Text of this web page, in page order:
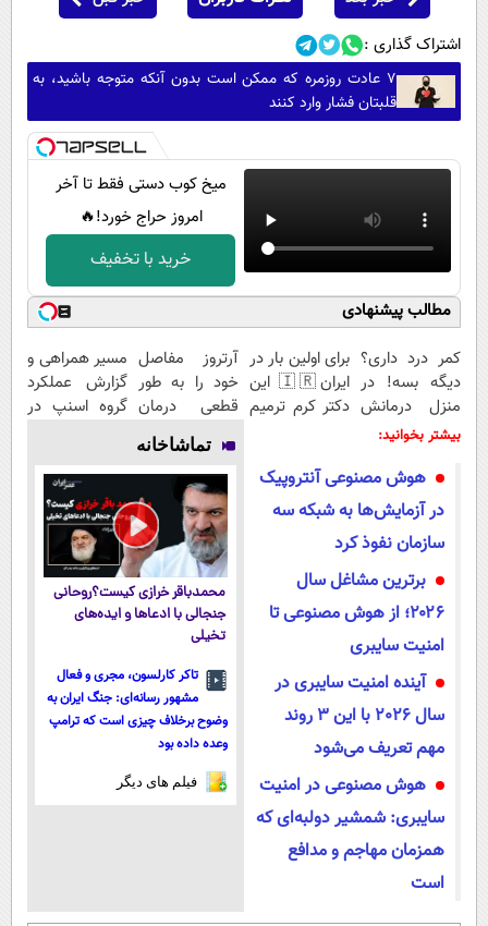
اشتراک گذاری :
۷ عادت روزمره که ممکن است بدون آنکه متوجه باشید، به
قلبتان فشار وارد کنند
میخ کوب دستی فقط تا آخر
امروز حراج خورد!🔥
خرید با تخفیف
مطالب پیشنهادی
کمر درد داری؟
دیگه بسه! در
منزل درمانش
کن
برای اولین بار در
ایران🇮🇷 این
دکتر کرم ترمیم
آرتروز مفاصل
خود را به طور
قطعی درمان
◗پرسش‌نامه◖
مسیر همراهی و
گزارش عملکرد
گروه اسنپ در
بیشتر بخوانید:
هوش مصنوعی آنتروپیک
در آزمایش‌ها به شبکه سه
سازمان نفوذ کرد
برترین مشاغل سال
۲۰۲۶؛ از هوش مصنوعی تا
امنیت سایبری
آینده امنیت سایبری در
سال 2026 با این 3 روند
مهم تعریف می‌شود
هوش مصنوعی در امنیت
سایبری: شمشیر دولبه‌ای که
همزمان مهاجم و مدافع
است
تماشاخانه
محمدباقر خرازی کیست؟روحانی
جنجالی با ادعاها و ایده‌های
تخیلی
تاکر کارلسون، مجری و فعال
مشهور رسانه‌ای: جنگ ایران به
وضوح برخلاف چیزی است که ترامپ
وعده داده بود
فیلم های دیگر